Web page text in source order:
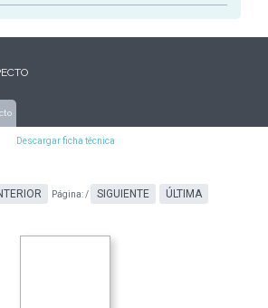
Descargar ficha técnica
Página:/ SIGUIENTE ÚLTIMA